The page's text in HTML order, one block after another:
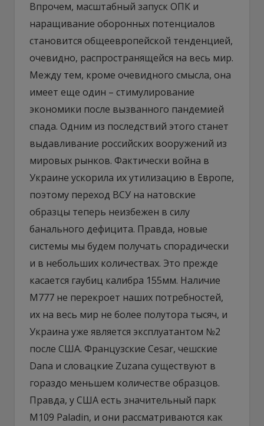
Впрочем, масштабный запуск ОПК и
наращивание оборонных потенциалов
становится общеевропейской тенденцией,
очевидно, распространящейся на весь мир.
Между тем, кроме очевидного смысла, она
имеет еще один – стимулирование
экономики после вызванного пандемией
спада. Одним из последствий этого станет
выдавливание российских вооружений из
мировых рынков. Фактически война в
Украине ускорила их утилизацию в Европе,
поэтому переход ВСУ на натовские
образцы теперь неизбежен в силу
банального дефицита. Правда, новые
системы мы будем получать спорадически
и в небольших количествах. Это прежде
касается гаубиц калибра 155мм. Наличие
М777 не перекроет наших потребностей,
их на весь мир не более полутора тысяч, и
Украина уже является эксплуатантом №2
после США. Французские Cesar, чешские
Dana и словацкие Zuzana существуют в
гораздо меньшем количестве образцов.
Правда, у США есть значительный парк
М109 Paladin, и они рассматриваются как